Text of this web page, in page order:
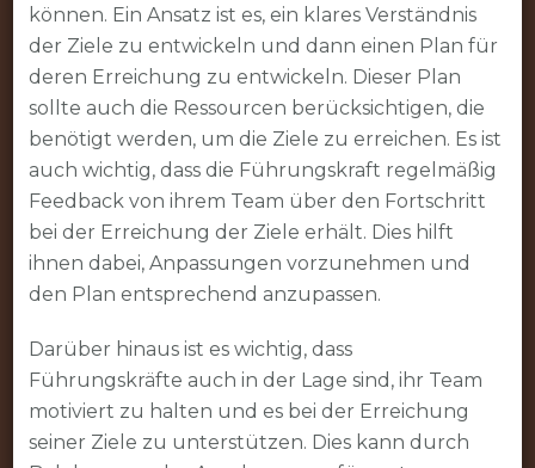
können. Ein Ansatz ist es, ein klares Verständnis
der Ziele zu entwickeln und dann einen Plan für
deren Erreichung zu entwickeln. Dieser Plan
sollte auch die Ressourcen berücksichtigen, die
benötigt werden, um die Ziele zu erreichen. Es ist
auch wichtig, dass die Führungskraft regelmäßig
Feedback von ihrem Team über den Fortschritt
bei der Erreichung der Ziele erhält. Dies hilft
ihnen dabei, Anpassungen vorzunehmen und
den Plan entsprechend anzupassen.
Darüber hinaus ist es wichtig, dass
Führungskräfte auch in der Lage sind, ihr Team
motiviert zu halten und es bei der Erreichung
seiner Ziele zu unterstützen. Dies kann durch